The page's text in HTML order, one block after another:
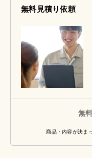
無料見積り依頼
無
商品・内容が決ま